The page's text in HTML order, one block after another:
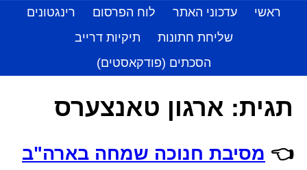
ראשי עדכוני האתר לוח הפרסום
רינגטונים
שליחת חתונות
תיקיות דרייב
הסכתים (פודקאסטים)
תגית: ארגון טאנצערס
👈 מסיבת חנוכה שמחה בארה"ב